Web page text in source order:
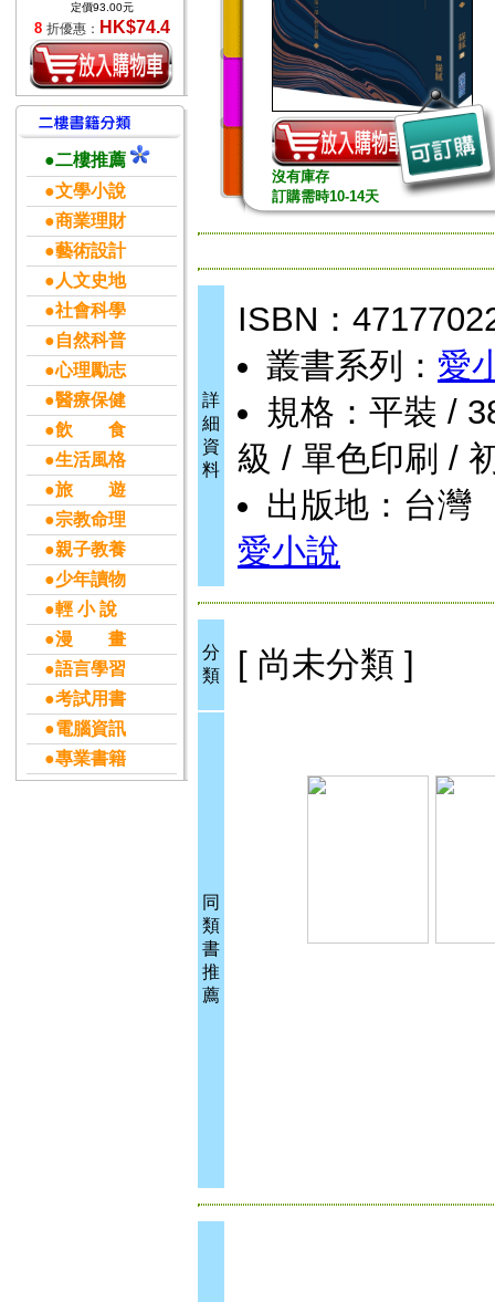
定價93.00元
8 折優惠： HK$74.4
●二樓推薦
●文學小說
●商業理財
●藝術設計
●人文史地
●社會科學
●自然科普
●心理勵志
●醫療保健
●飲 食
●生活風格
●旅 遊
●宗教命理
●親子教養
●少年讀物
●輕 小 說
●漫 畫
●語言學習
●考試用書
●電腦資訊
●專業書籍
沒有庫存
訂購需時10-14天
詳
細
資
料
ISBN：
叢書系列： 愛
規格：平裝 /
級 / 單色印刷 /
出版地：台灣
愛小說
分
類
[ 尚未分類 ]
同
類
書
推
薦